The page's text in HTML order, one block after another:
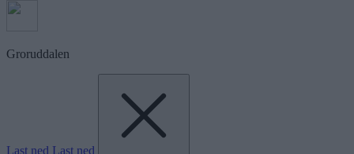
Groruddalen
Last ned Last ned